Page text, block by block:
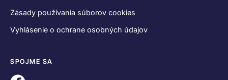
Zásady používania súborov cookies
Vyhlásenie o ochrane osobných údajov
SPOJME SA